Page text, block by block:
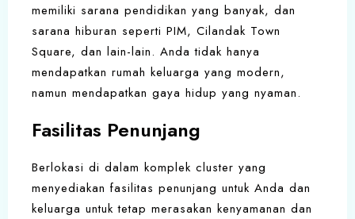
memiliki sarana pendidikan yang banyak, dan
sarana hiburan seperti PIM, Cilandak Town
Square, dan lain-lain. Anda tidak hanya
mendapatkan rumah keluarga yang modern,
namun mendapatkan gaya hidup yang nyaman.
Fasilitas Penunjang
Berlokasi di dalam komplek cluster yang
menyediakan fasilitas penunjang untuk Anda dan
keluarga untuk tetap merasakan kenyamanan dan